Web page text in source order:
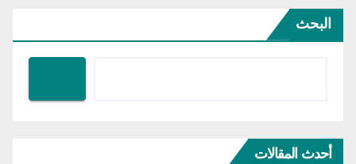
البحث
أحدث المقالات